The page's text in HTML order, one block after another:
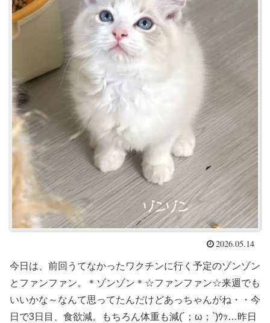
2026.05.14
今日は、前回うてなかったワクチンに行く予定のゾンゾン
とファンファン。＊ゾンゾン＊☆ファンファン☆来週でも
いいかな～なんて思ってたんだけどあっちゃんがね・・今
日で3日目、食欲減。もちろん体重も減(´；ω；`)ｳｯ…昨日